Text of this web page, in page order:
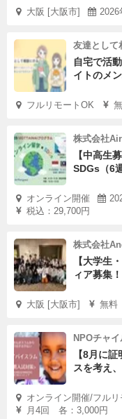
大阪 [大阪市] 2026
友達として
自宅で活
イトのメ
フルリモートOK
株式会社
【中高生
SDGs（6
オンライン開催
税込：29,700円
株式会社
【大学生
ィア募集！
大阪 [大阪市] 無料
NPOチャ
【8月に
スを考え
オンライン開催/フル
月4回 各：3,000円